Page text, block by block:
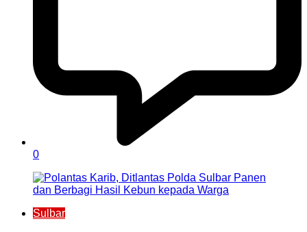
0
Sulbar